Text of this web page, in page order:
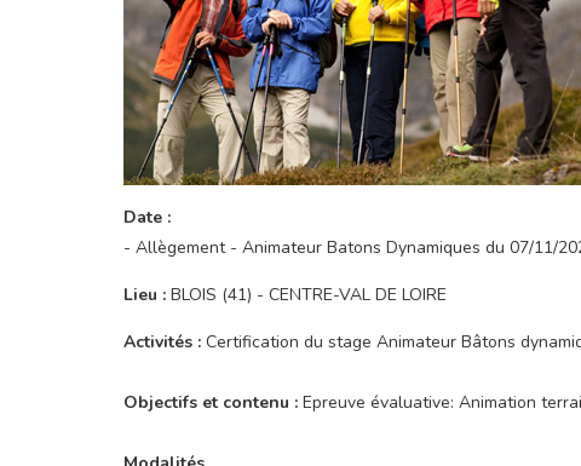
Date :
- Allègement - Animateur Batons Dynamiques du 07/11/
Lieu : BLOIS (41) - CENTRE-VAL DE LOIRE
Activités : Certification du stage Animateur Bâtons
Objectifs et contenu : Epreuve évaluative: Animation